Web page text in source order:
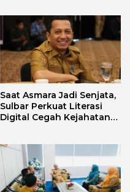
Saat Asmara Jadi Senjata,
Sulbar Perkuat Literasi
Digital Cegah Kejahatan